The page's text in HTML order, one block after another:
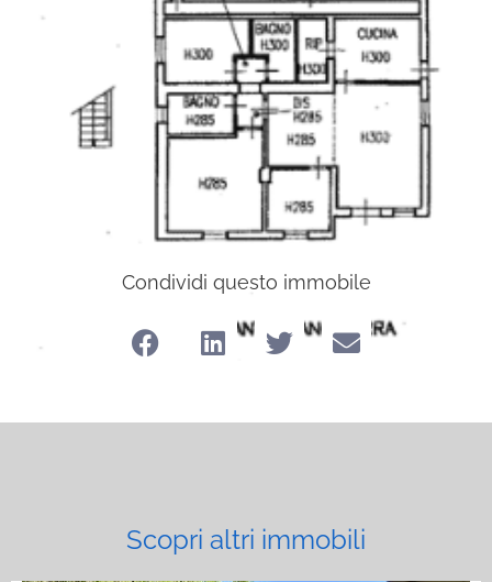
Condividi questo immobile
Scopri altri immobili